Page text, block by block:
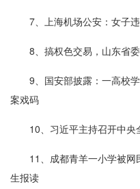
7、上海机场公安：女子
8、搞权色交易，山东省
9、国安部披露：一高校
案戏码
10、习近平主持召开中
11、成都青羊一小学被网
生报读